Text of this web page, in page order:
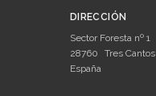
DIRECCIÓN
Sector Foresta nº 1
28760
Tres Cantos
España